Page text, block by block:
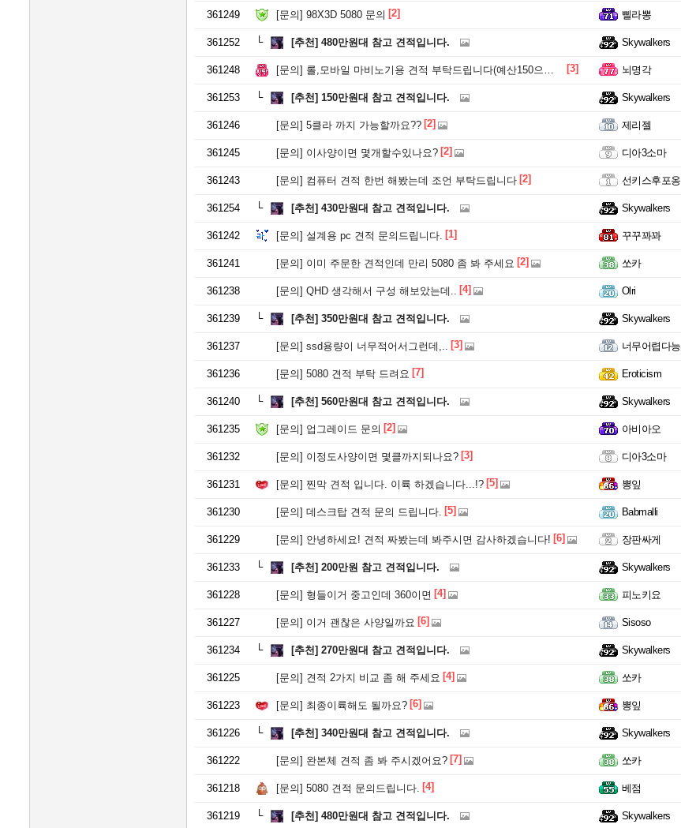
361249 [문의] 98X3D 5080 문의 [2] 삘라뽕
361252 [추천] 480만원대 참고 견적입니다. Skywalkers
361248 [문의] 롤,모바일 마비노기용 견적 부탁드립니다(예산150으로 수정) [3] 뇌명각
361253 [추천] 150만원대 참고 견적입니다. Skywalkers
361246 [문의] 5클라 까지 가능할까요?? [2] 제리젤
361245 [문의] 이사양이면 몇개할수있나요? [2] 디아3소마
361243 [문의] 컴퓨터 견적 한번 해봤는데 조언 부탁드립니다 [2] 선키스후포옹
361254 [추천] 430만원대 참고 견적입니다. Skywalkers
361242 [문의] 설계용 pc 견적 문의드립니다. [1] 꾸꾸꽈꽈
361241 [문의] 이미 주문한 견적인데 만리 5080 좀 봐 주세요 [2] 쏘카
361238 [문의] QHD 생각해서 구성 해보았는데.. [4] Olri
361239 [추천] 350만원대 참고 견적입니다. Skywalkers
361237 [문의] ssd용량이 너무적어서그런데,.. [3] 너무어렵다능
361236 [문의] 5080 견적 부탁 드려요 [7] Eroticism
361240 [추천] 560만원대 참고 견적입니다. Skywalkers
361235 [문의] 업그레이드 문의 [2] 아비아오
361232 [문의] 이정도사양이면 몇클까지되나요? [3] 디아3소마
361231 [문의] 찐막 견적 입니다. 이륙 하겠습니다...!? [5] 뽕잎
361230 [문의] 데스크탑 견적 문의 드립니다. [5] Babmalli
361229 [문의] 안녕하세요! 견적 짜봤는데 봐주시면 감사하겠습니다! [6] 장판싸게
361233 [추천] 200만원 참고 견적입니다. Skywalkers
361228 [문의] 형들이거 중고인데 360이면 [4] 피노키요
361227 [문의] 이거 괜찮은 사양일까요 [6] Sisoso
361234 [추천] 270만원대 참고 견적입니다. Skywalkers
361225 [문의] 견적 2가지 비교 좀 해 주세요 [4] 쏘카
361223 [문의] 최종이륙해도 될까요? [6] 뽕잎
361226 [추천] 340만원대 참고 견적입니다. Skywalkers
361222 [문의] 완본체 견적 좀 봐 주시겠어요? [7] 쏘카
361218 [문의] 5080 견적 문의드립니다. [4] 베점
361219 [추천] 480만원대 참고 견적입니다. Skywalkers